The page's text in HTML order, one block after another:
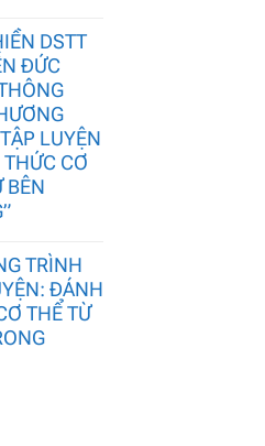
DSTT
ĐỨC
LUYỆN
CƠ
BÊN
TRÌNH
ĐÁNH
THỂ TỪ